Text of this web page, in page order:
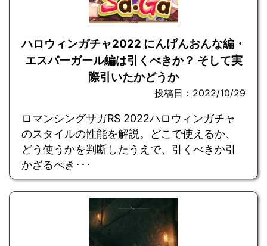
ハロウィンガチャ2022 にんげんおんな編・
エスパーガール編は引くべきか？ そして実
際引いたかどうか
投稿日：2022/10/29
ロマンシングサガRS 2022ハロウィンガチャ
のスタイルの性能を解説。どこで使えるか、
どう使うかを判断したうえで、引くべきか引
かざるべき･･･